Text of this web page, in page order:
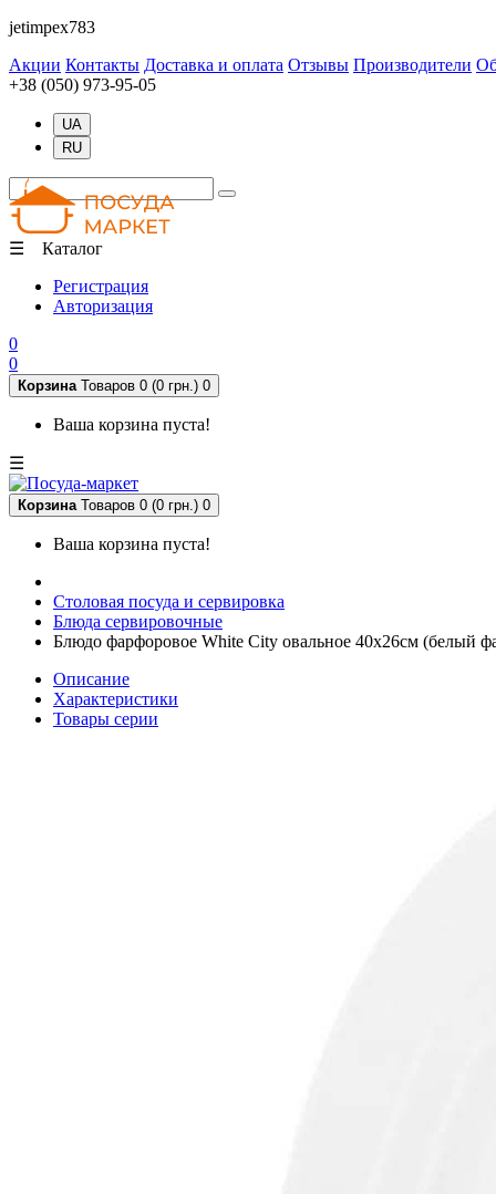
jetimpex783
Акции Контакты Доставка и оплата Отзывы Производители
+38 (050) 973-95-05
UA
RU
☰ Каталог
Регистрация
Авторизация
0
0
Корзина Товаров 0 (0 грн.) 0
Ваша корзина пуста!
☰
Корзина Товаров 0 (0 грн.) 0
Ваша корзина пуста!
Столовая посуда и сервировка
Блюда сервировочные
Блюдо фарфоровое White City овальное 40х26см (белый
Описание
Характеристики
Товары серии